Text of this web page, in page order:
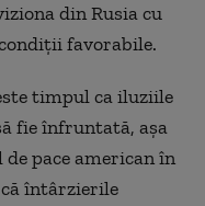
din Rusia cu
favorabile.
timpul ca iluziile
fie înfruntată, aşa
pace american în
întârzierile